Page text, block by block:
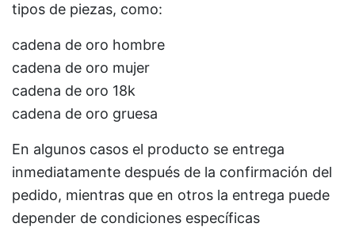
tipos de piezas, como:
cadena de oro hombre
cadena de oro mujer
cadena de oro 18k
cadena de oro gruesa
En algunos casos el producto se entrega
inmediatamente después de la confirmación del
pedido, mientras que en otros la entrega puede
depender de condiciones específicas